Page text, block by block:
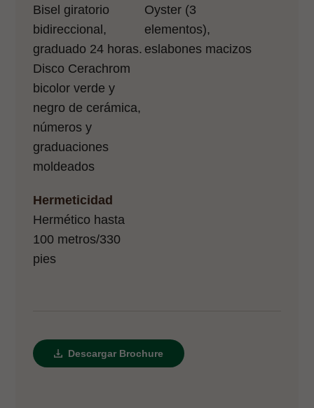
Bisel giratorio
bidireccional,
graduado 24 horas.
Disco Cerachrom
bicolor verde y
negro de cerámica,
números y
graduaciones
moldeados
Oyster (3
elementos),
eslabones macizos
Hermeticidad
Hermético hasta
100 metros/330
pies
Descargar Brochure